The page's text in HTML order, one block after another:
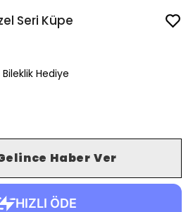
Seri Küpe
Hediye
Haber Ver